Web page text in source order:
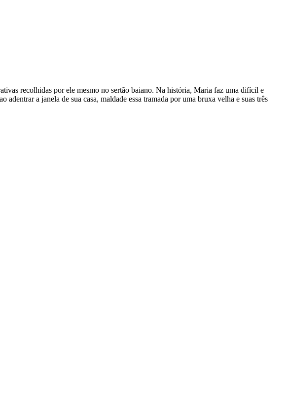
recolhidas por ele mesmo no sertão baiano. Na história, Maria faz uma difícil e
a janela de sua casa, maldade essa tramada por uma bruxa velha e suas três